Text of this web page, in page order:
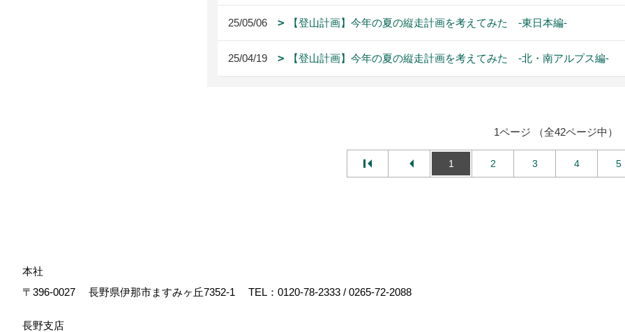
25/05/06 【登山計画】今年の夏の縦走計画を考えてみた -東日本編-
25/04/19 【登山計画】今年の夏の縦走計画を考えてみた -北・南アルプス編-
1ページ （全42ページ中）
1 2 3 4 5
本社
〒396-0027
長野県伊那市ますみヶ丘7352-1 TEL： 0120-78-2333 / 0265-72-2088
長野支店